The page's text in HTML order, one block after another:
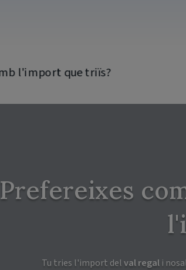
Prefereixes
Tu tries l'import delval regal i